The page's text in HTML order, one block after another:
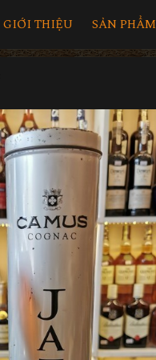
GIỚI THIỆU SẢN PHẨM